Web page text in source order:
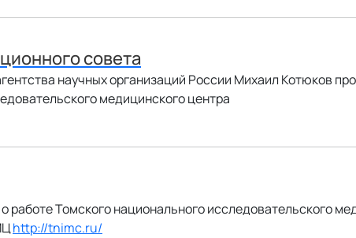
совета
научных организаций России Михаил Котюков
медицинского центра
Томского национального исследовательского
http://tnimc.ru/